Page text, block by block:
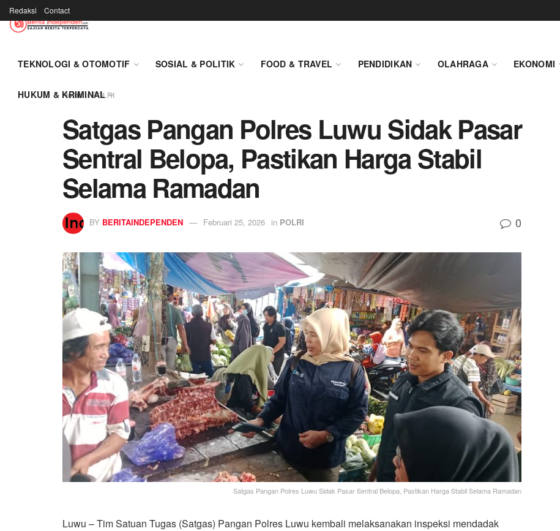
Redaksi Contact
TEKNOLOGI & OTOMOTIF SOSIAL & POLITIK FOOD & TRAVEL PENDIDIKAN OLAHRAGA EKONOMI
HUKUM & KRIMINAL
Home POLRI
Satgas Pangan Polres Luwu Sidak Pasar
Sentral Belopa, Pastikan Harga Stabil
Selama Ramadan
BY BERITAINDEPENDEN Februari 25, 2026 in POLRI 0
Satgas Pangan Polres Luwu Sidak Pasar Sentral Belopa, Pastikan Harga Stabil Selama Ramadan
Luwu – Tim Satuan Tugas (Satgas) Pangan Polres Luwu kembali melaksanakan inspeksi mendadak